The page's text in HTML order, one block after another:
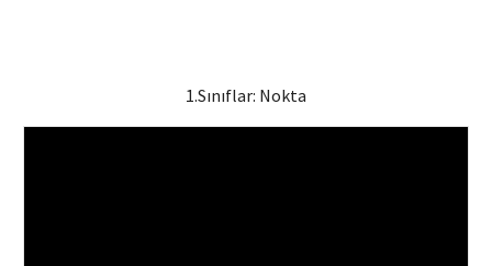
1.Sınıflar: Nokta